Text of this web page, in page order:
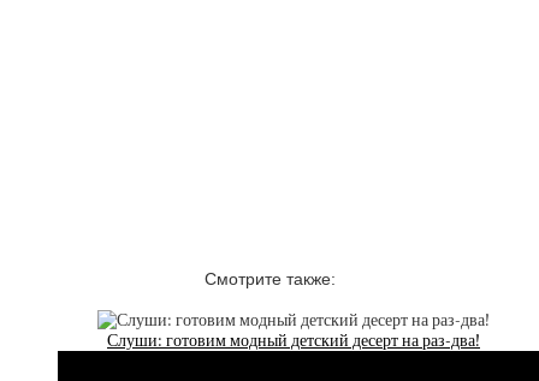
Смотрите также:
Слуши: готовим модный детский десерт на раз-два!